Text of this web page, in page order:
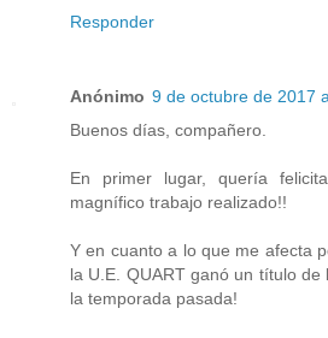
Responder
Anónimo 9 de octubre de 2017
Buenos días, compañero.
En primer lugar, quería
magnífico trabajo realizado!!
Y en cuanto a lo que me afecta
la U.E. QUART ganó un título
la temporada pasada!